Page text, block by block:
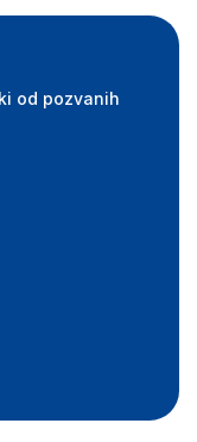
od pozvanih